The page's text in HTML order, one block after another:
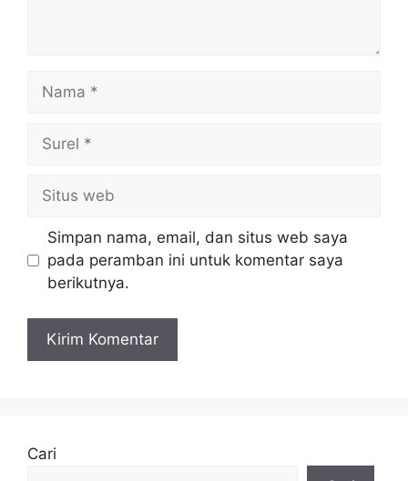
Nama
Surel
Situs
web
Simpan nama, email, dan situs web saya
pada peramban ini untuk komentar saya
berikutnya.
e
Cari